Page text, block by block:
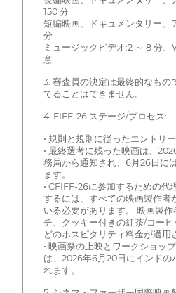
150 分
短編映画、ドキュメンタリー、
分
ミュージックビデオ:2 ～ 8 分
意
3. 審査員の決定は最終的なもの
てることはできません。
4. FIFF-26 ステージ/プロセス:
• 規則と規則に従ったエントリ
• 最終選考に残った映画は、
務局から通知され、6月26日に
ます。
• CFIFF-26に参加するための代
するには、すべての映画製作者
いる必要があります。 映画製
チ、クッキー付きの紅茶/コー
どのホスピタリティ料金が適用
• 映画祭の上映とワークショッ
は、2026年6月20日にインドの
れます。